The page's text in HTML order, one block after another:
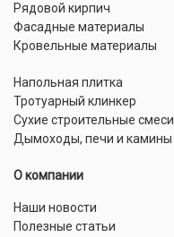
Рядовой кирпич
Фасадные материалы
Кровельные материалы
Напольная плитка
Тротуарный клинкер
Сухие строительные смеси
Дымоходы, печи и камины
О компании
Наши новости
Полезные статьи